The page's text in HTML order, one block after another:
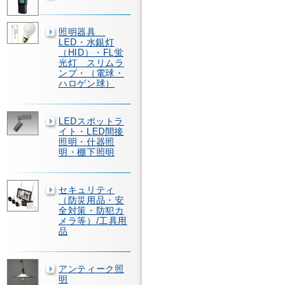
照明器具
LED・水銀灯
（HID）・FL蛍
光灯 スリムラ
ンプ・（電球・
ハロゲン球）
LEDスポットラ
イト・LED間接
照明・什器照
明・棚下照明
セキュリティ
（防災用品・安
全対策・防犯カ
メラ等）/工具用
品
アンティーク照
明